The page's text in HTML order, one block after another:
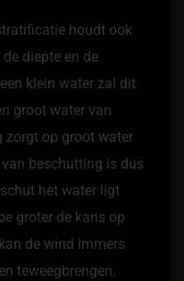
houdt ook
diepte en de
klein water zal dit
groot water van
zorgt op groot water
beschutting is dus
het water ligt
groter de kans op
de wind immers
teweegbrengen.